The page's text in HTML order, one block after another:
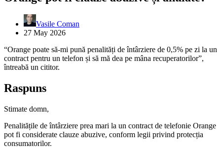
Vasile Coman
27 May 2026
“Orange poate să-mi pună penalități de întârziere de 0,5% pe zi la un
contract pentru un telefon și să mă dea pe mâna recuperatorilor”,
întreabă un cititor.
Raspuns
Stimate domn,
Penalitățile de întârziere prea mari la un contract de telefonie Orange
pot fi considerate clauze abuzive, conform legii privind protecția
consumatorilor.